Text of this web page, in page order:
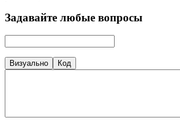
Задавайте любые вопросы
Визуально Код